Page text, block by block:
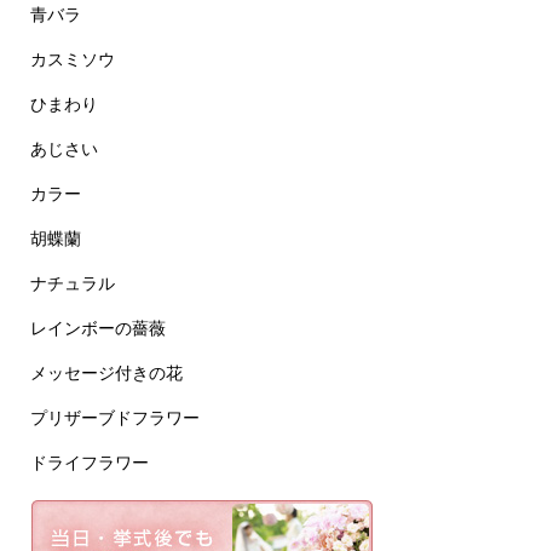
青バラ
カスミソウ
ひまわり
あじさい
カラー
胡蝶蘭
ナチュラル
レインボーの薔薇
メッセージ付きの花
プリザーブドフラワー
ドライフラワー